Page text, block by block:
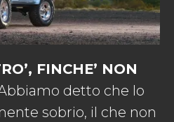
FINCHE’ NON
detto che lo
sobrio, il che non